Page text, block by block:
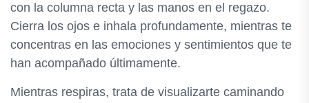
con la columna recta y las manos en el regazo.
Cierra los ojos e inhala profundamente, mientras te
concentras en las emociones y sentimientos que te
han acompañado últimamente.
Mientras respiras, trata de visualizarte caminando